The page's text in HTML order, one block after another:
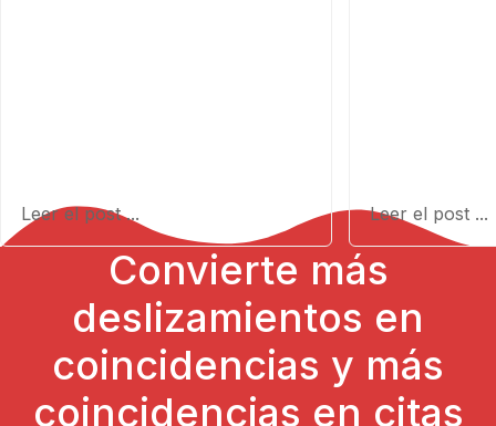
Leer el post ... Leer el post ...
Convierte más
deslizamientos en
coincidencias y más
coincidencias en citas